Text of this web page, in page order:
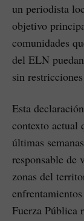
un periodista
objetivo
comunidades
del ELN
sin
Esta
contexto actual
últimas
responsable de
zonas del
Fuerza Pública